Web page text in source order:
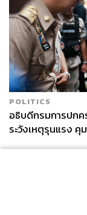
POLITICS
อธิบดีกรมการปกค
ระวังเหตุรุนแรง